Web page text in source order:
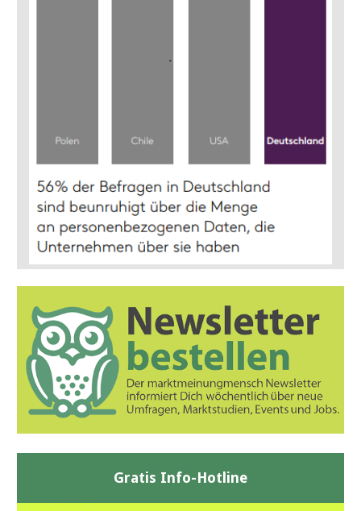
Gratis Info-Hotline